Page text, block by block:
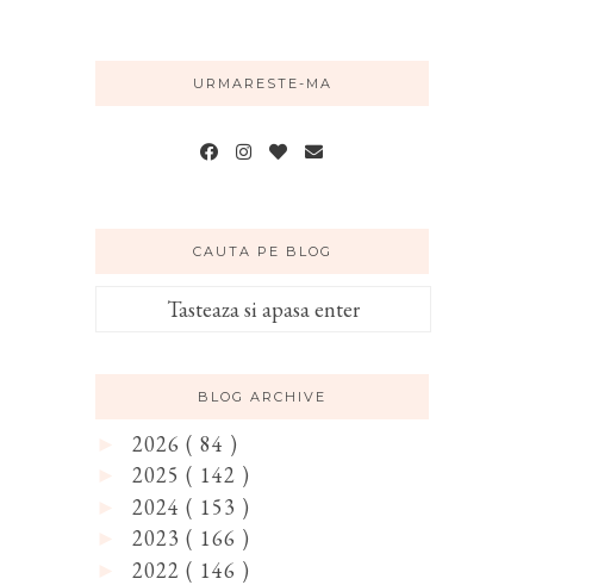
URMARESTE-MA
CAUTA PE BLOG
BLOG ARCHIVE
2026 ( 84 )
2025 ( 142 )
2024 ( 153 )
2023 ( 166 )
2022 ( 146 )